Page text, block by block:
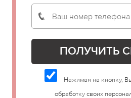
Нажимая на кнопку,
обработку своих